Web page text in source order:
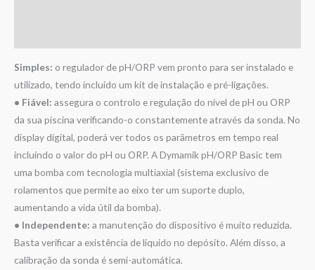
Simples: o regulador de pH/ORP vem pronto para ser instalado e
utilizado, tendo incluido um kit de instalação e pré-ligações.
• Fiável: assegura o controlo e regulação do nível de pH ou ORP
da sua piscina verificando-o constantemente através da sonda. No
display digital, poderá ver todos os parâmetros em tempo real
incluindo o valor do pH ou ORP. A Dymamik pH/ORP Basic tem
uma bomba com tecnologia multiaxial (sistema exclusivo de
rolamentos que permite ao eixo ter um suporte duplo,
aumentando a vida útil da bomba).
• Independente: a manutenção do dispositivo é muito reduzida.
Basta verificar a existência de líquido no depósito. Além disso, a
calibração da sonda é semi-automática.